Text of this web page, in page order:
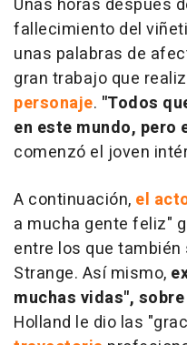
Unas horas después
fallecimiento del
unas palabras de
gran trabajo que
personaje. "Todos
en este mundo,
comenzó el joven
A continuación, el
a mucha gente feliz"
entre los que
Strange. Así mismo,
muchas vidas",
Holland le dio las